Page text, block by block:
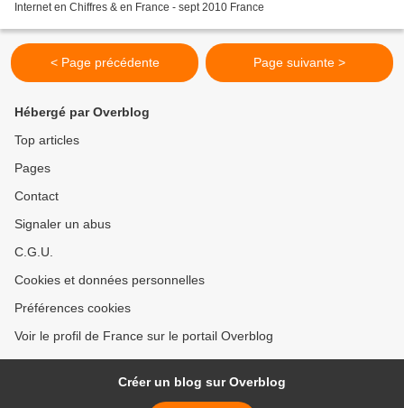
Internet en Chiffres & en France - sept 2010 France
< Page précédente Page suivante >
Hébergé par Overblog
Top articles
Pages
Contact
Signaler un abus
C.G.U.
Cookies et données personnelles
Préférences cookies
Voir le profil de France sur le portail Overblog
Créer un blog sur Overblog